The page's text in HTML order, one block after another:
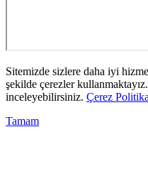
Sitemizde sizlere daha iyi
şekilde çerezler
inceleyebilirsiniz. Çerez
Tamam